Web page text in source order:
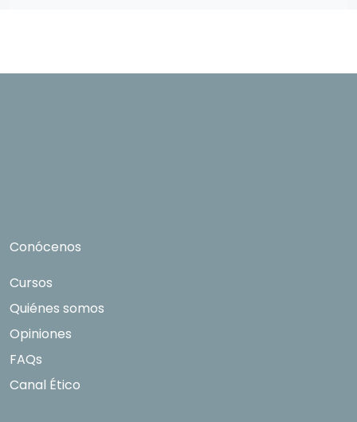
Conócenos
Cursos
Quiénes somos
Opiniones
FAQs
Canal Ético